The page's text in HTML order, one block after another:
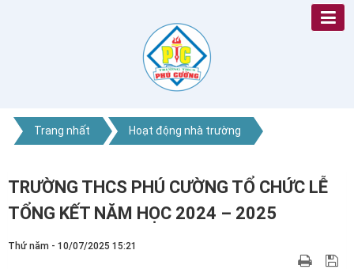
Trang nhất Hoạt động nhà trường
TRƯỜNG THCS PHÚ CƯỜNG TỔ CHỨC LỄ
TỔNG KẾT NĂM HỌC 2024 – 2025
Thứ năm - 10/07/2025 15:21